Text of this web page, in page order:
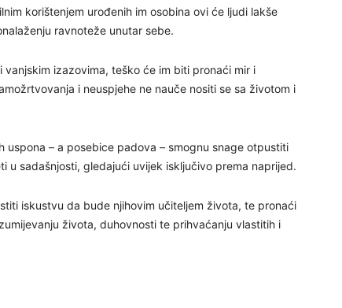
korištenjem urođenih im osobina ovi će ljudi lakše
ravnoteže unutar sebe.
izazovima, teško će im biti pronaći mir i
i neuspjehe ne nauče nositi se sa životom i
uspona – a posebice padova – smognu snage otpustiti
u sadašnjosti, gledajući uvijek isključivo prema naprijed.
iskustvu da bude njihovim učiteljem života, te pronaći
života, duhovnosti te prihvaćanju vlastitih i